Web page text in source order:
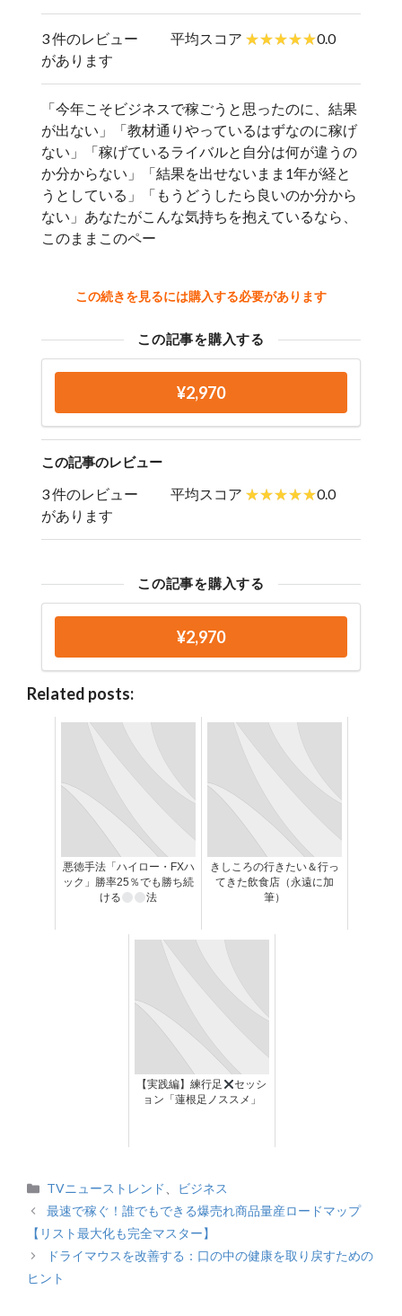
3 件のレビュー
があります
平均スコア 0.0
「今年こそビジネスで稼ごうと思ったのに、結果
が出ない」「教材通りやっているはずなのに稼げ
ない」「稼げているライバルと自分は何が違うの
か分からない」「結果を出せないまま1年が経と
うとしている」「もうどうしたら良いのか分から
ない」あなたがこんな気持ちを抱えているなら、
このままこのペー
この続きを見るには購入する必要があります
この記事を購入する
¥2,970
この記事のレビュー
3 件のレビュー
があります
平均スコア 0.0
この記事を購入する
¥2,970
Related posts:
悪徳手法「ハイロー・FXハ
ック」勝率25％でも勝ち続
ける
法
きしころの行きたい＆行っ
てきた飲食店（永遠に加
筆）
【実践編】練行足
セッシ
ョン「蓮根足ノススメ」
カ
テ
リ
ー
TVニューストレンド、 ビジネス
最速で稼ぐ！誰でもできる爆売れ商品量産ロードマップ
【リスト最大化も完全マスター】
ドライマウスを改善する：口の中の健康を取り戻すための
ヒント